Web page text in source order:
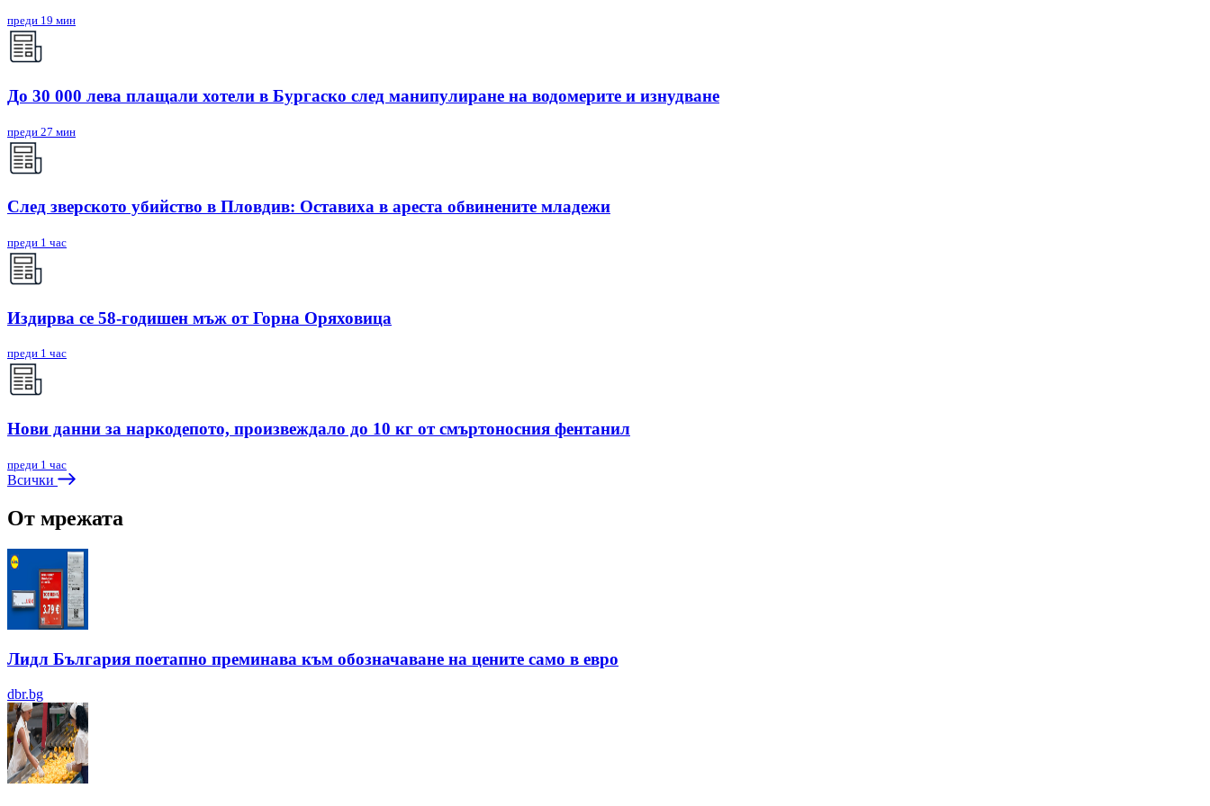
преди 19 мин
До 30 000 лева плащали хотели в Бургаско след манипулиране на водомерите и изнудване
преди 27 мин
След зверското убийство в Пловдив: Оставиха в ареста обвинените младежи
преди 1 час
Издирва се 58-годишен мъж от Горна Оряховица
преди 1 час
Нови данни за наркодепото, произвеждало до 10 кг от смъртоносния фентанил
преди 1 час
Всички
От мрежата
Лидл България поетапно преминава към обозначаване на цените само в евро
dbr.bg